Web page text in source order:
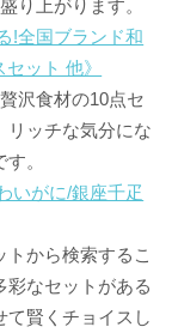
り上がります。
!全国ブランド和
ット 他》
沢食材の10点セ
リッチな気分にな
。
いがに/銀座千疋
から検索するこ
彩なセットがある
て賢くチョイスし